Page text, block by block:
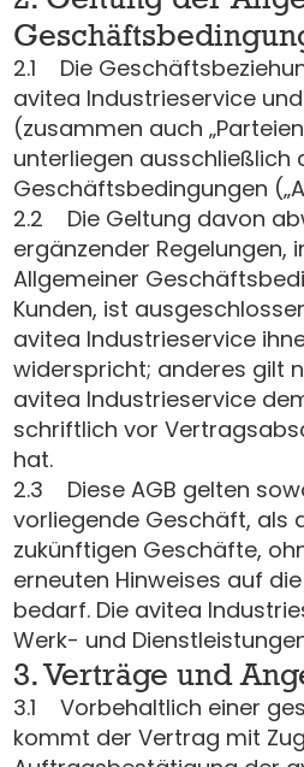
2.1 Die
avitea Industrieservice
(zusammen auch
unterliegen ausschließlich
Geschäftsbedingungen
2.2 Die Geltung davon
ergänzender Regelungen,
Allgemeiner
Kunden, ist
avitea Industrieservice
widerspricht; anderes gilt
avitea Industrieservice
schriftlich vor
hat.
2.3 Diese AGB gelten
vorliegende Geschäft, als
zukünftigen Geschäfte,
erneuten Hinweises auf
bedarf. Die avitea
Werk- und
3. Verträge und
3.1 Vorbehaltlich einer
kommt der Vertrag mit